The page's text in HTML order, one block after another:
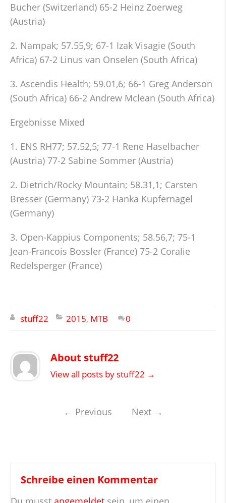
Bucher (Switzerland) 65-2 Heinz Zoerweg
(Austria)
2. Nampak; 57.55,9; 67-1 Izak Visagie (South
Africa) 67-2 Linus van Onselen (South Africa)
3. Ascendis Health; 59.01,6; 66-1 Greg Anderson
(South Africa) 66-2 Andrew Mclean (South Africa)
Ergebnisse Mixed
1. ENS RH77; 57.52,5; 77-1 Rene Haselbacher
(Austria) 77-2 Sabine Sommer (Austria)
2. Dietrich/Rocky Mountain; 58.31,1; Carsten
Bresser (Germany) 73-2 Hanka Kupfernagel
(Germany)
3. Open-Kappius Components; 58.56,7; 75-1
Jean-Francois Bossler (France) 75-2 Coralie
Redelsperger (France)
stuff22 2015, MTB 0
About stuff22
View all posts by stuff22 →
← Previous Next →
Schreibe einen Kommentar